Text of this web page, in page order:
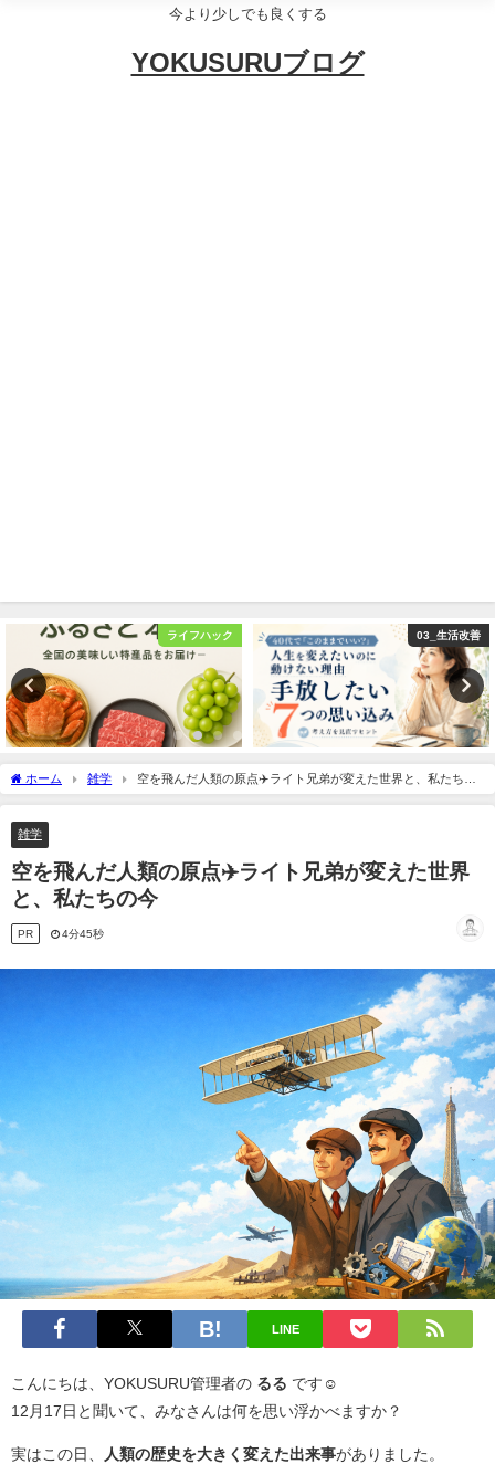
今より少しでも良くする
YOKUSURUブログ
ライフハック 03_生活改善
ホーム 雑学
空を飛んだ人類の原点✈️ライト兄弟が変えた世界と、私たちの
今
雑学
空を飛んだ人類の原点✈️ライト兄弟が変えた世界
と、私たちの今
PR 4分45秒
LINE
こんにちは、YOKUSURU管理者の るる です☺️
12月17日と聞いて、みなさんは何を思い浮かべますか？
実はこの日、 人類の歴史を大きく変えた出来事がありました。